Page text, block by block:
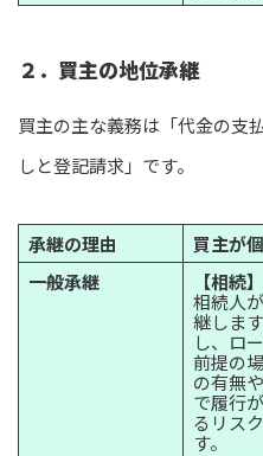
２．買主の地位承継
買主の主な義務は「代金の支
しと登記請求」です。
承継の理由 買主が
一般承継
【相続】
相続人
継しま
し、ロ
前提の
の有無
で履行
るリス
す。